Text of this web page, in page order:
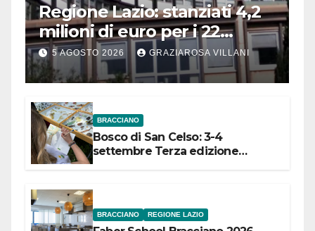
Regione Lazio: stanziati 4,2
milioni di euro per i 22
Comuni dell’Etruria
Meridionale
5 AGOSTO 2026 GRAZIAROSA VILLANI
BRACCIANO
Bosco di San Celso: 3-4
settembre Terza edizione
BRACCIANO REGIONE LAZIO